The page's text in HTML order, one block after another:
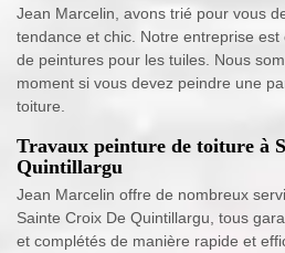
Jean Marcelin, avons trié pour vous
tendance et chic. Notre entreprise est
de peintures pour les tuiles. Nous
moment si vous devez peindre une
toiture.
Travaux peinture de toiture à
Quintillargu
Jean Marcelin offre de nombreux
Sainte Croix De Quintillargu, tous
et complétés de manière rapide et